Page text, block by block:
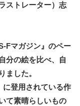
ストレーター）志
Fマガジン』のペー
分の絵を比べ、自
ました。
に登用されている作
て素晴らしいもの